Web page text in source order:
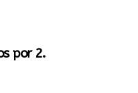
por 2.